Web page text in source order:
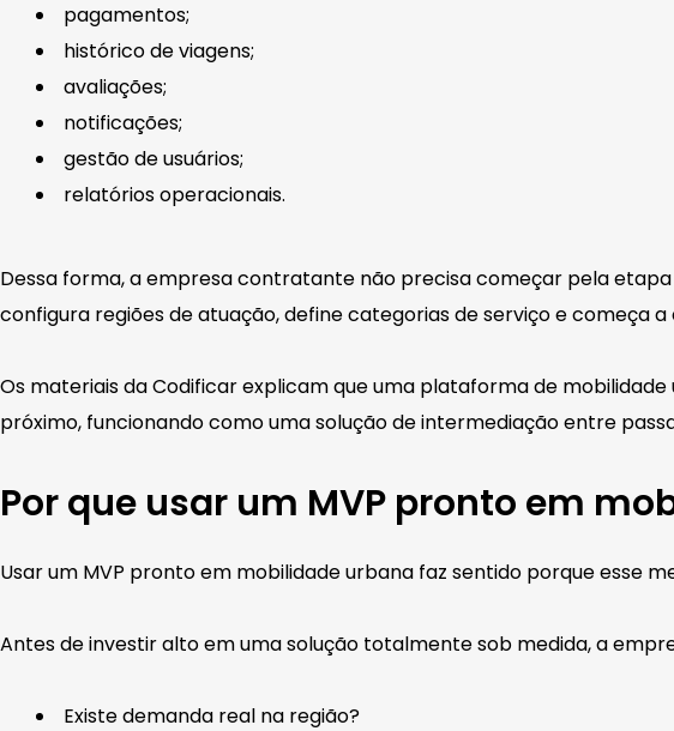
pagamentos;
histórico de viagens;
avaliações;
notificações;
gestão de usuários;
relatórios operacionais.
Dessa forma, a empresa contratante não precisa começar pela
configura regiões de atuação, define categorias de serviço e começa
Os materiais da Codificar explicam que uma plataforma de
próximo, funcionando como uma solução de intermediação entre
Por que usar um MVP pronto em
Usar um MVP pronto em mobilidade urbana faz sentido porque esse
Antes de investir alto em uma solução totalmente sob medida, a
Existe demanda real na região?